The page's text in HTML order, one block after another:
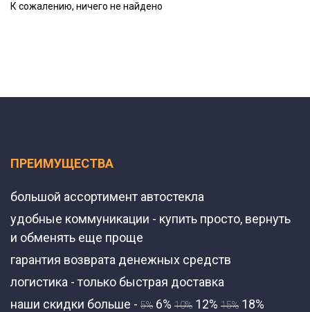
К сожалению, ничего не найдено
ПРЕИМУЩЕСТВА
большой ассортимент автостекла
удобные коммуникации - купить просто, вернуть
и обменять еще проще
гарантия возврата денежных средств
логистика - только быстрая доставка
наши скидки больше - 5% 6% 10% 12% 15% 18%